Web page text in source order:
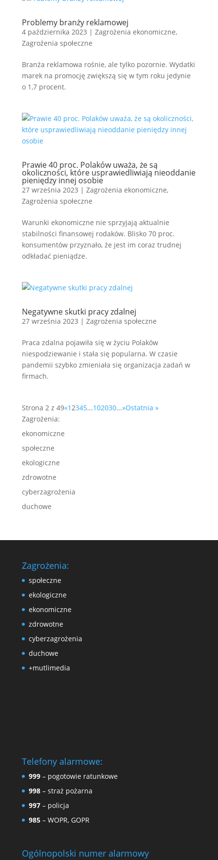
Problemy branży reklamowej
4 października 2023 | Zagrożenia ekonomiczne,
Zagrożenia społeczne
Branża reklamowa rośnie, ale tylko pozornie. Wydatki
marek na promocję zwiększą się w tym roku jedynie
o 1,7 procent.
Prawie 40 proc. Polaków uważa, że są
okoliczności, które usprawiedliwiają nieoddanie
pieniędzy innej osobie
27 września 2023 | Zagrożenia ekonomiczne,
Zagrożenia społeczne
Warunki ekonomiczne nie sprzyjają aktualnie
stabilności finansowej rodaków. Blisko 70 proc.
konsumentów przyznało, że jest im coraz trudnej
odkładać pieniądze.
Negatywne skutki pracy zdalnej
27 września 2023 | Zagrożenia społeczne
Praca zdalna pojawiła się w życiu Polaków
niespodziewanie i stała się popularna. W czasie
pandemii szybko zmieniała się organizacja zadań w
firmach.
Strona 2 z 49«12345...102030...»Ostatnia »
Zagrożenia:
ekonomiczne
społeczne
ekologiczne
zdrowotne
cyberzagrożenia
duchowe
Zagrożenia:
społeczne
ekologiczne
ekonomiczne
zdrowotne
cyberzagrożenia
duchowe
+mutlimedia
Telefony alarmowe:
999– pogotowie ratunkowe
998– straż pożarna
997– policja
985– WOPR, GOPR
Ogólnopolski numer alarmowy